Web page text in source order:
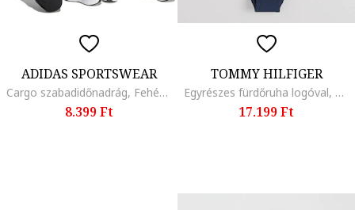
ADIDAS SPORTSWEAR
Cargo szabadidőnadrág, Fehér/Fekete
8.399 Ft
TOMMY HILFIGER
Egyrészes fürdőruha logóval, Fehér/Tengerészkék
17.199 Ft